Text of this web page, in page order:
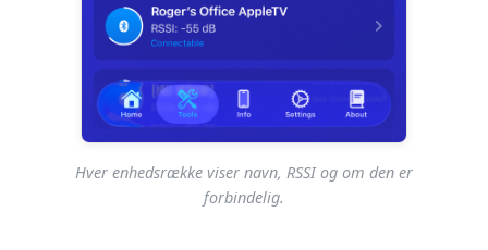
Hver enhedsrække viser navn, RSSI og om den er
forbindelig.